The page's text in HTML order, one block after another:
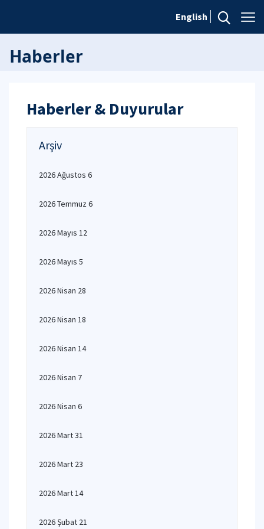
English
Haberler
Haberler & Duyurular
Arşiv
2026 Ağustos 6
2026 Temmuz 6
2026 Mayıs 12
2026 Mayıs 5
2026 Nisan 28
2026 Nisan 18
2026 Nisan 14
2026 Nisan 7
2026 Nisan 6
2026 Mart 31
2026 Mart 23
2026 Mart 14
2026 Şubat 21